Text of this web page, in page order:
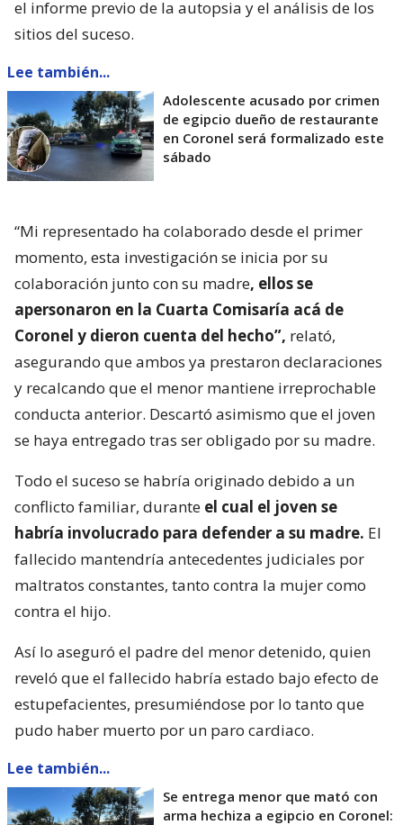
el informe previo de la autopsia y el análisis de los
sitios del suceso.
Lee también...
Adolescente acusado por crimen
de egipcio dueño de restaurante
en Coronel será formalizado este
sábado
“Mi representado ha colaborado desde el primer
momento, esta investigación se inicia por su
colaboración junto con su madre, ellos se
apersonaron en la Cuarta Comisaría acá de
Coronel y dieron cuenta del hecho”, relató,
asegurando que ambos ya prestaron declaraciones
y recalcando que el menor mantiene irreprochable
conducta anterior. Descartó asimismo que el joven
se haya entregado tras ser obligado por su madre.
Todo el suceso se habría originado debido a un
conflicto familiar, durante el cual el joven se
habría involucrado para defender a su madre. El
fallecido mantendría antecedentes judiciales por
maltratos constantes, tanto contra la mujer como
contra el hijo.
Así lo aseguró el padre del menor detenido, quien
reveló que el fallecido habría estado bajo efecto de
estupefacientes, presumiéndose por lo tanto que
pudo haber muerto por un paro cardiaco.
Lee también...
Se entrega menor que mató con
arma hechiza a egipcio en Coronel: